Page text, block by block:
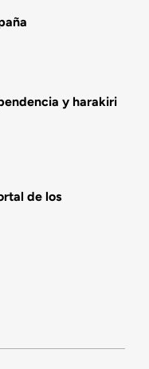
y harakiri
de los